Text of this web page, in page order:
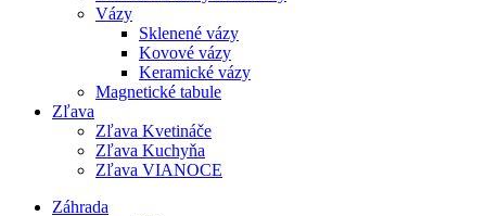
Vázy
Sklenené vázy
Kovové vázy
Keramické vázy
Magnetické tabule
Zľava
Zľava Kvetináče
Zľava Kuchyňa
Zľava VIANOCE
Záhrada